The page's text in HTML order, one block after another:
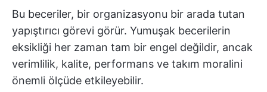
Bu beceriler, bir organizasyonu bir arada tutan
yapıştırıcı görevi görür. Yumuşak becerilerin
eksikliği her zaman tam bir engel değildir, ancak
verimlilik, kalite, performans ve takım moralini
önemli ölçüde etkileyebilir.